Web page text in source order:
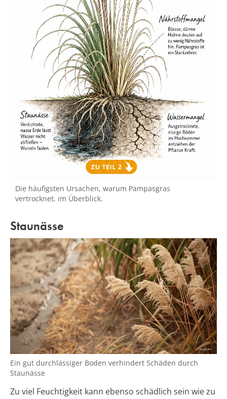
Die häufigsten Ursachen, warum Pampasgras
vertrocknet, im Überblick.
Staunässe
Ein gut durchlässiger Boden verhindert Schäden durch
Staunässe
Zu viel Feuchtigkeit kann ebenso schädlich sein wie zu